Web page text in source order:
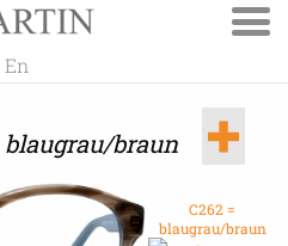
En
blaugrau/braun
C262 =
blaugrau/braun